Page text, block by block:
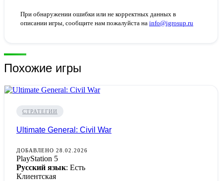
При обнаружении ошибки или не корректных данных в
описании игры, сообщите нам пожалуйста на info@igrosup.ru
Похожие игры
СТРАТЕГИИ
Ultimate General: Civil War
ДОБАВЛЕНО 28.02.2026
PlayStation 5
Русский язык: Есть
Клиентская